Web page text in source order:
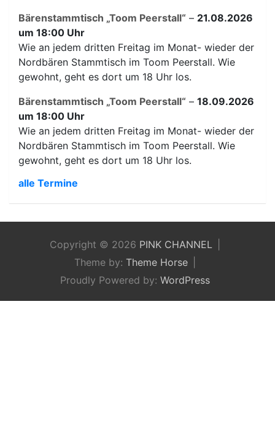
Bärenstammtisch „Toom Peerstall“ – 21.08.2026
um 18:00 Uhr
Wie an jedem dritten Freitag im Monat- wieder der
Nordbären Stammtisch im Toom Peerstall. Wie
gewohnt, geht es dort um 18 Uhr los.
Bärenstammtisch „Toom Peerstall“ – 18.09.2026
um 18:00 Uhr
Wie an jedem dritten Freitag im Monat- wieder der
Nordbären Stammtisch im Toom Peerstall. Wie
gewohnt, geht es dort um 18 Uhr los.
alle Termine
Copyright © 2026 PINK CHANNEL
Theme by: Theme Horse
Proudly Powered by: WordPress